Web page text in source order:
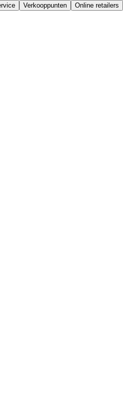
Verkooppunten Online retailers